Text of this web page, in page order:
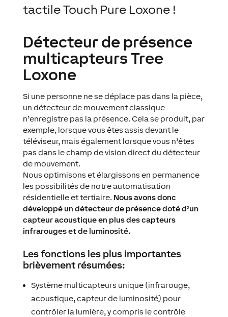
tactile Touch Pure Loxone !
Détecteur de présence
multicapteurs Tree
Loxone
Si une personne ne se déplace pas dans la pièce,
un détecteur de mouvement classique
n’enregistre pas la présence. Cela se produit, par
exemple, lorsque vous êtes assis devant le
téléviseur, mais également lorsque vous n’êtes
pas dans le champ de vision direct du détecteur
de mouvement.
Nous optimisons et élargissons en permanence
les possibilités de notre automatisation
résidentielle et tertiaire. Nous avons donc
développé un détecteur de présence doté d’un
capteur acoustique en plus des capteurs
infrarouges et de luminosité.
Les fonctions les plus importantes
brièvement résumées:
Système multicapteurs unique (infrarouge,
acoustique, capteur de luminosité) pour
contrôler la lumière, y compris le contrôle